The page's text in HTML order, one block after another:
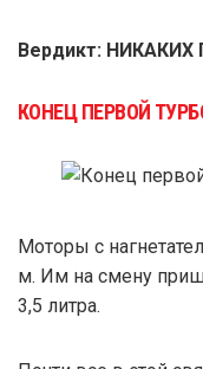
Вердикт: НИКАКИХ
КОНЕЦ ПЕРВОЙ
Моторы с
м. Им на смену
3,5 литра.